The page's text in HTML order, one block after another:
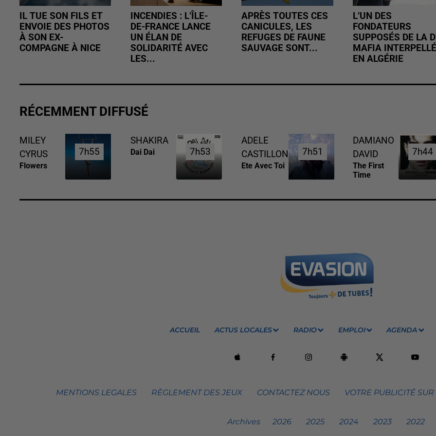
IL TUE SON FILS ET
ENVOIE DES PHOTOS
À SON EX-
COMPAGNE À NICE
INCENDIES : L’ÎLE-
DE-FRANCE LANCE
UN ÉLAN DE
SOLIDARITÉ AVEC
LES...
APRÈS TOUTES CES
CANICULES, LES
REFUGES DE FAUNE
SAUVAGE SONT...
L’UN DES
FONDATEURS
SUPPOSÉS DE LA
MAFIA INTERPELLÉ
EN ALGÉRIE
RÉCEMMENT DIFFUSÉ
MILEY
CYRUS
Flowers
7h55
7h55
SHAKIRA
Dai Dai 7h53
7h53
ADELE
CASTILLON
Ete Avec Toi
7h51
7h51
DAMIANO
DAVID
The First
Time
7h44
7h44
ACCUEIL ACTUS LOCALES RADIO EMPLOI AGENDA
MENTIONS LEGALES RÈGLEMENT DES JEUX CONTACTEZ NOUS VOTRE PUBLICITÉ
Archives 2026 2025 2024 2023 2022